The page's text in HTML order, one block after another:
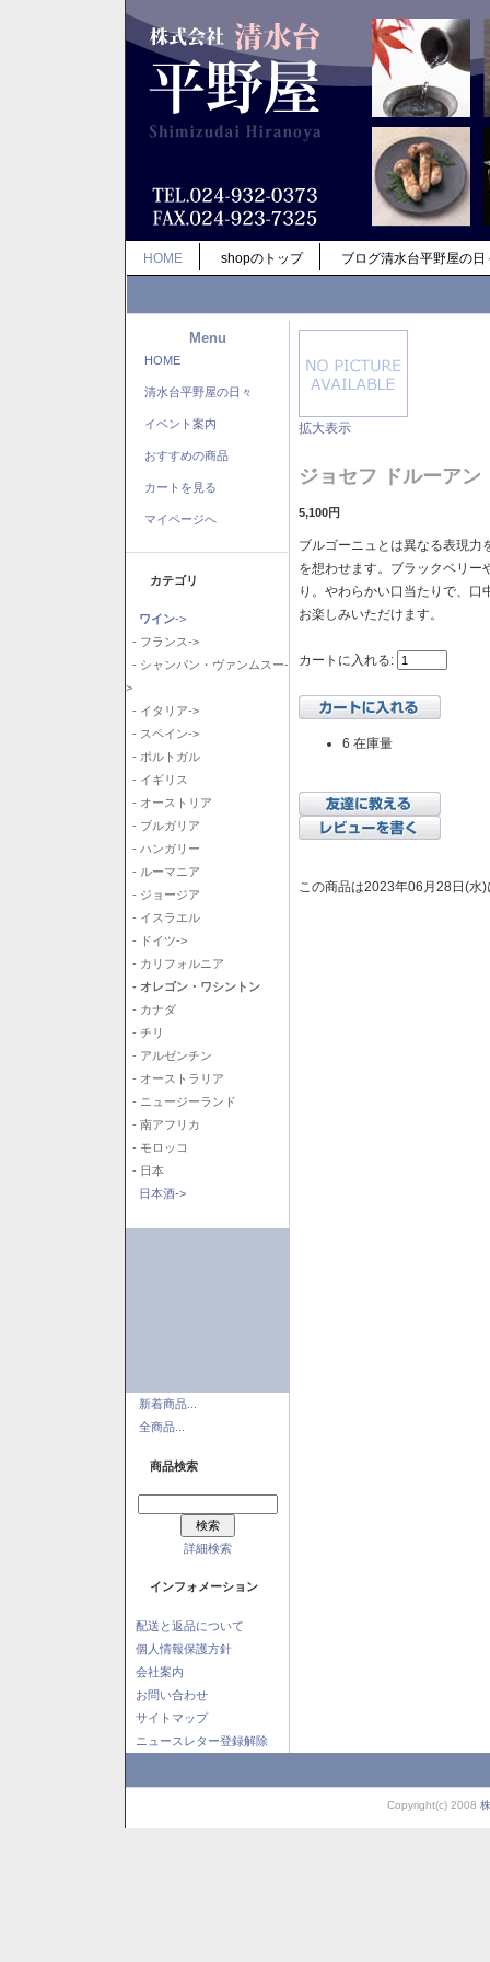
HOME shopのトップ ブログ清水台平野屋の日
Menu
HOME
清水台平野屋の日々
イベント案内
おすすめの商品
カートを見る
マイページへ
カテゴリ
ワイン->
- フランス->
- シャンパン・ヴァンムスー-
>
- イタリア->
- スペイン->
- ポルトガル
- イギリス
- オーストリア
- ブルガリア
- ハンガリー
- ルーマニア
- ジョージア
- イスラエル
- ドイツ->
- カリフォルニア
- オレゴン・ワシントン
- カナダ
- チリ
- アルゼンチン
- オーストラリア
- ニュージーランド
- 南アフリカ
- モロッコ
- 日本
日本酒->
新着商品...
全商品...
商品検索
詳細検索
インフォメーション
配送と返品について
個人情報保護方針
会社案内
お問い合わせ
サイトマップ
ニュースレター登録解除
拡大表示
ジョセフ ドルーア
5,100円
ブルゴーニュとは異なる表現力
を想わせます。ブラックベリー
り。やわらかい口当たりで、
お楽しみいただけます。
カートに入れる:
6 在庫量
この商品は2023年06月28日(水
Copyright(c) 2008